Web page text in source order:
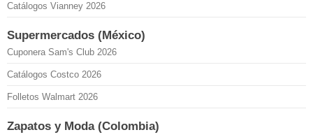
Catálogos Vianney 2026
Supermercados (México)
Cuponera Sam's Club 2026
Catálogos Costco 2026
Folletos Walmart 2026
Zapatos y Moda (Colombia)